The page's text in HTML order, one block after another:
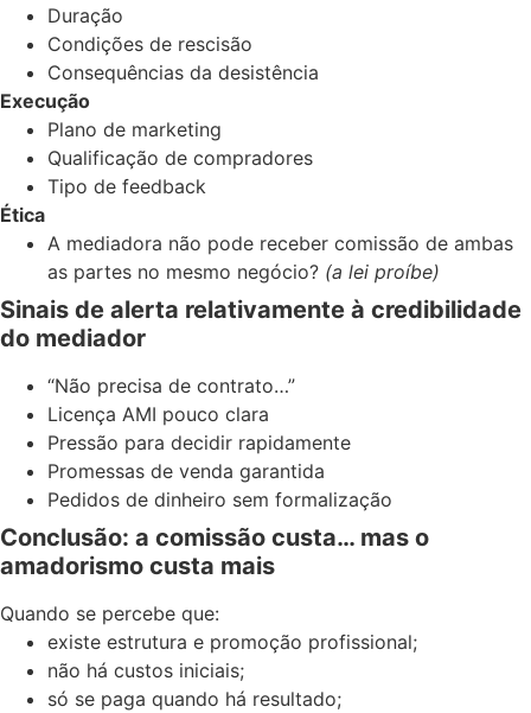
Duração
Condições de rescisão
Consequências da desistência
Execução
Plano de marketing
Qualificação de compradores
Tipo de feedback
Ética
A mediadora não pode receber comissão de ambas
as partes no mesmo negócio? (a lei proíbe)
Sinais de alerta relativamente à credibilidade
do mediador
“Não precisa de contrato…”
Licença AMI pouco clara
Pressão para decidir rapidamente
Promessas de venda garantida
Pedidos de dinheiro sem formalização
Conclusão: a comissão custa… mas o
amadorismo custa mais
Quando se percebe que:
existe estrutura e promoção profissional;
não há custos iniciais;
só se paga quando há resultado;